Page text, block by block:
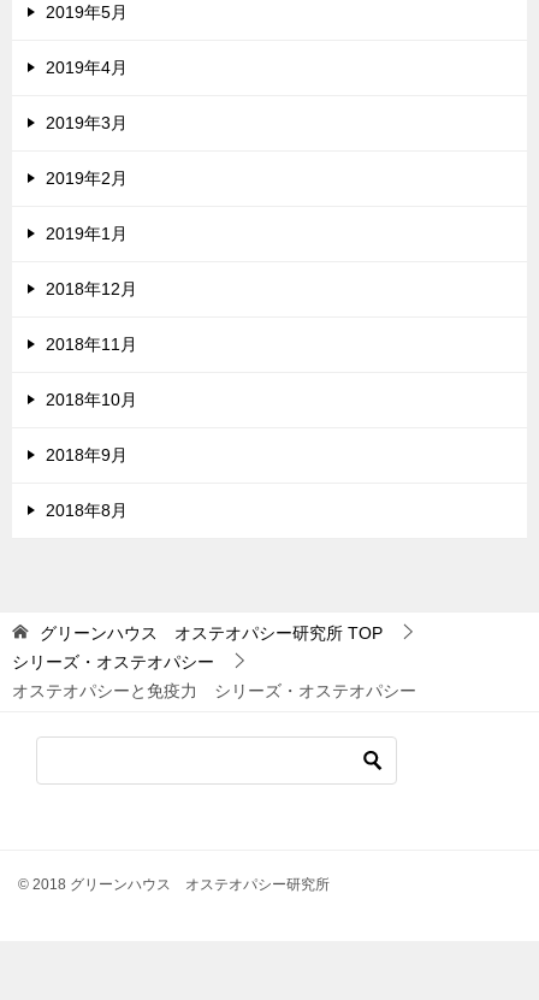
2019年5月
2019年4月
2019年3月
2019年2月
2019年1月
2018年12月
2018年11月
2018年10月
2018年9月
2018年8月
グリーンハウス オステオパシー研究所 TOP
シリーズ・オステオパシー
オステオパシーと免疫力 シリーズ・オステオパシー
© 2018 グリーンハウス オステオパシー研究所